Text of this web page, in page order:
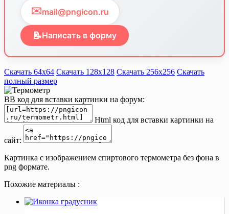
✉️mail@pngicon.ru
📝Написать в форму
Скачать 64х64 Скачать 128х128 Скачать 256х256 Скачать
полный размер
BB код для вставки картинки на форум:
Html код для вставки картинки на
сайт:
Картинка с изображением спиртового термометра без фона в
png формате.
Похожие материалы :